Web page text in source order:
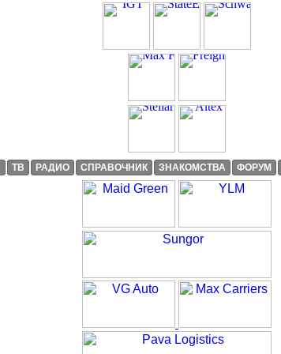
ТВ РАДИО СПРАВОЧНИК ЗНАКОМСТВА ФОРУМ